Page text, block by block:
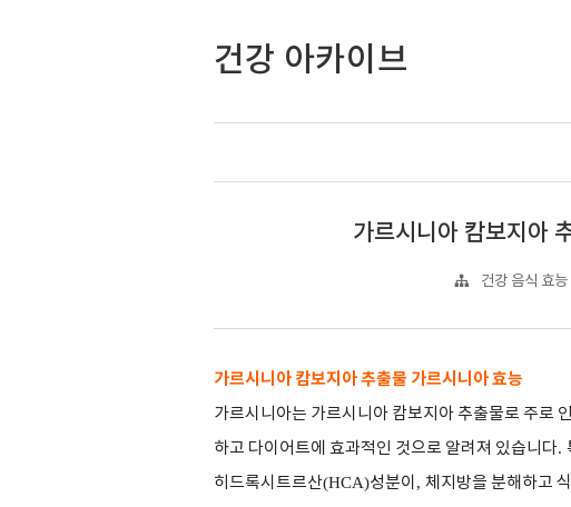
건강 아카이브
가르시니아 캄보지아
건강 음식 효능
가르시니아 캄보지아 추출물 가르시니아 효능
가르시니아는 가르시니아 캄보지아 추출물로 주로
하고 다이어트에 효과적인 것으로 알려져 있습니다.
히드록시트르산(HCA)성분이 , 체지방을 분해하고